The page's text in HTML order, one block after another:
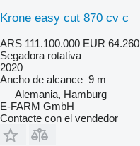
Krone easy cut 870 cv c
ARS 111.100.000 EUR 64.260
Segadora rotativa
2020
Ancho de alcance 9 m
Alemania, Hamburg
E-FARM GmbH
Contacte con el vendedor